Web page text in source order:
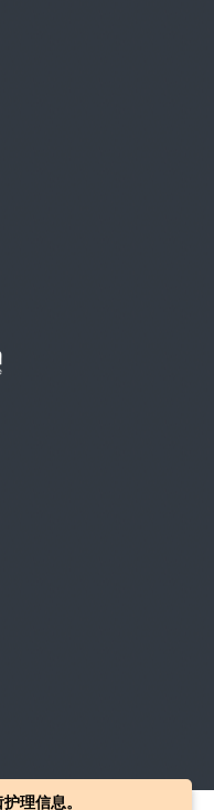
理信息。